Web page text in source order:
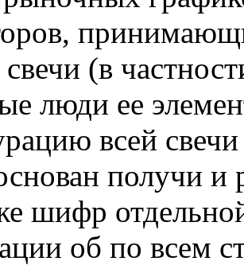
свечи (в
люди ее
всей
получи и
шифр
об по всем